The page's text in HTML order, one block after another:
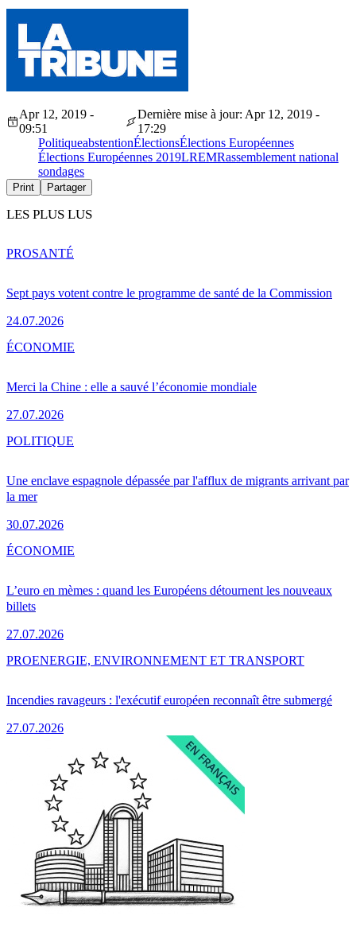
Apr 12, 2019 -
09:51
Dernière mise à jour: Apr 12, 2019 -
17:29
PolitiqueabstentionÉlectionsÉlections Européennes
Élections Européennes 2019LREMRassemblement national
sondages
Print Partager
LES PLUS LUS
Sept pays votent contre le programme de santé de la Commission
24.07.2026
PROSANTÉ
Merci la Chine : elle a sauvé l’économie mondiale
27.07.2026
ÉCONOMIE
Une enclave espagnole dépassée par l'afflux de migrants arrivant par
la mer
30.07.2026
POLITIQUE
L’euro en mèmes : quand les Européens détournent les nouveaux
billets
27.07.2026
ÉCONOMIE
Incendies ravageurs : l'exécutif européen reconnaît être submergé
27.07.2026
PROENERGIE, ENVIRONNEMENT ET TRANSPORT